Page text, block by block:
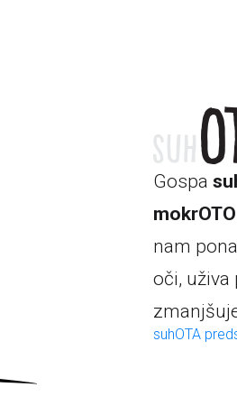
Gospa
mokrOTO
nam
oči, uživa
suhOTA